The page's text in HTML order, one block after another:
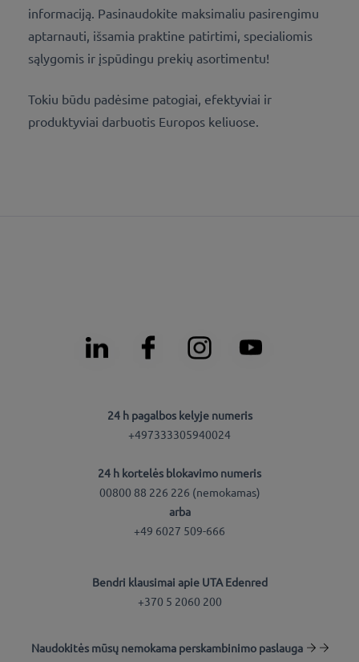
informaciją. Pasinaudokite maksimaliu pasirengimu
aptarnauti, išsamia praktine patirtimi, specialiomis
sąlygomis ir įspūdingu prekių asortimentu!
Tokiu būdu padėsime patogiai, efektyviai ir
produktyviai darbuotis Europos keliuose.
24 h pagalbos kelyje numeris
+497333305940024
24 h kortelės blokavimo numeris
00800 88 226 226 (nemokamas)
arba
+49 6027 509-666
Bendri klausimai apie UTA Edenred
+370 5 2060 200
Naudokitės mūsų nemokama perskambinimo paslauga